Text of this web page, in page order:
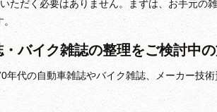
ただく必要はありません。まずは、お手元の
バイク雑誌の整理をご検討中
年代の自動車雑誌やバイク雑誌、メーカー技